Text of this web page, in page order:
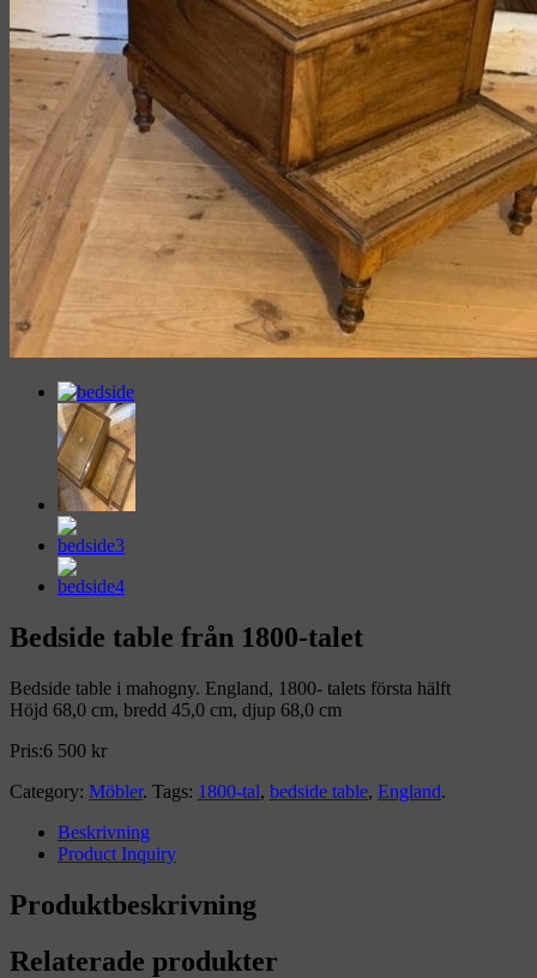
Bedside table från 1800-talet
Bedside table i mahogny. England, 1800- talets första hälft
Höjd 68,0 cm, bredd 45,0 cm, djup 68,0 cm
Pris:6 500 kr
Category: Möbler. Tags: 1800-tal, bedside table, England.
Beskrivning
Product Inquiry
Produktbeskrivning
Relaterade produkter